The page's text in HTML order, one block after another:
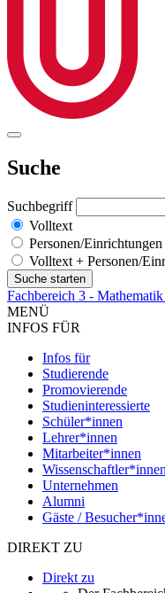
Suche
Suchbegriff
Volltext
Personen/Einrichtungen
Volltext + Personen/
Fachbereich 3 -
MENÜ
INFOS FÜR
Infos für
Studierende
Promovierende
Studieninteressierte
Schüler*innen
Lehrer*innen
Mitarbeiter*innen
Wissenschaftler*innen
Unternehmen
Alumni
Gäste /
DIREKT ZU
Direkt zu